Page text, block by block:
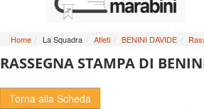
Home / La Squadra / Atleti / BENINI DAVIDE /
RASSEGNA STAMPA DI
Torna alla Scheda